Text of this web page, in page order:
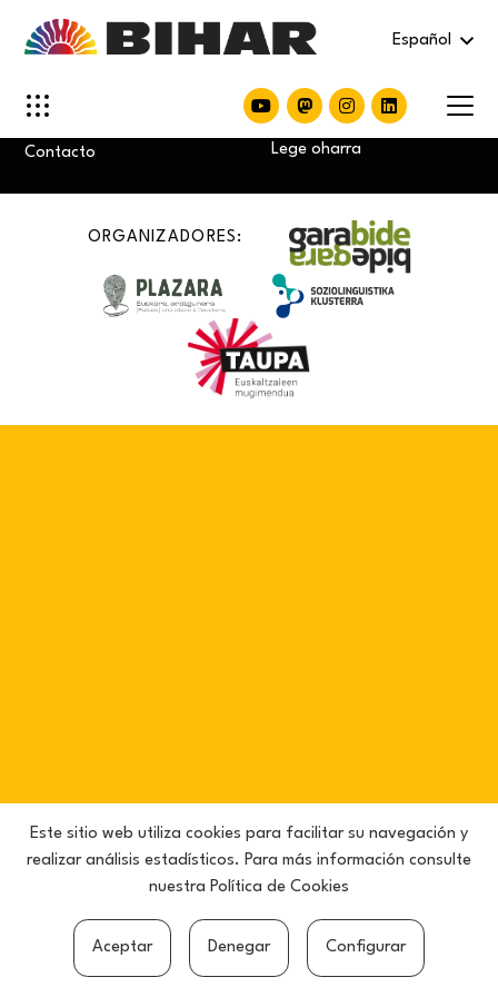
Español
Contacto
Política de privacidad
Cookie politika
Lege oharra
ORGANIZADORES:
Este sitio web utiliza cookies para facilitar su navegación y
realizar análisis estadísticos. Para más información consulte
nuestra Política de Cookies
Aceptar Denegar Configurar